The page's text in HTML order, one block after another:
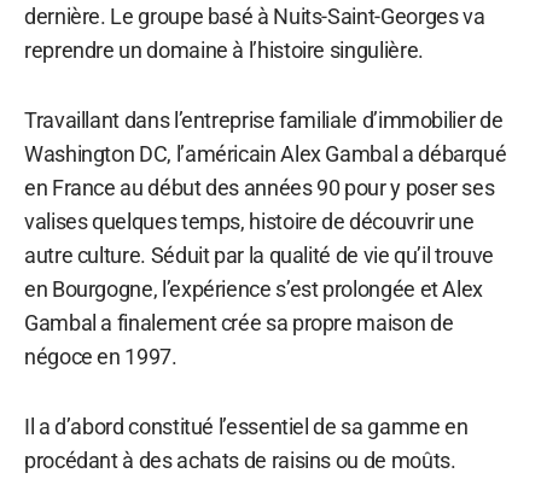
dernière. Le groupe basé à Nuits-Saint-Georges va
reprendre un domaine à l’histoire singulière.
Travaillant dans l’entreprise familiale d’immobilier de
Washington DC, l’américain Alex Gambal a débarqué
en France au début des années 90 pour y poser ses
valises quelques temps, histoire de découvrir une
autre culture. Séduit par la qualité de vie qu’il trouve
en Bourgogne, l’expérience s’est prolongée et Alex
Gambal a finalement crée sa propre maison de
négoce en 1997.
Il a d’abord constitué l’essentiel de sa gamme en
procédant à des achats de raisins ou de moûts.